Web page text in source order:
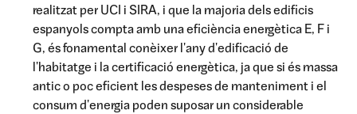
realitzat per UCI i SIRA, i que la majoria dels edificis
espanyols compta amb una eficiència energètica E, F i
G, és fonamental conèixer l'any d'edificació de
l'habitatge i la certificació energètica, ja que si és massa
antic o poc eficient les despeses de manteniment i el
consum d'energia poden suposar un considerable